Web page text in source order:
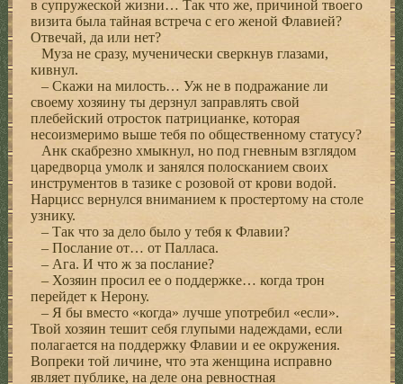
в супружеской жизни… Так что же, причиной твоего
визита была тайная встреча с его женой Флавией?
Отвечай, да или нет?
Муза не сразу, мученически сверкнув глазами,
кивнул.
– Скажи на милость… Уж не в подражание ли
своему хозяину ты дерзнул заправлять свой
плебейский отросток патрицианке, которая
несоизмеримо выше тебя по общественному статусу?
Анк скабрезно хмыкнул, но под гневным взглядом
царедворца умолк и занялся полосканием своих
инструментов в тазике с розовой от крови водой.
Нарцисс вернулся вниманием к простертому на столе
узнику.
– Так что за дело было у тебя к Флавии?
– Послание от… от Палласа.
– Ага. И что ж за послание?
– Хозяин просил ее о поддержке… когда трон
перейдет к Нерону.
– Я бы вместо «когда» лучше употребил «если».
Твой хозяин тешит себя глупыми надеждами, если
полагается на поддержку Флавии и ее окружения.
Вопреки той личине, что эта женщина исправно
являет публике, на деле она ревностная